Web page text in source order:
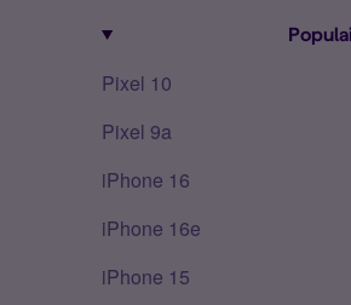
Pixel 10
Pixel 9a
iPhone 16
iPhone 16e
iPhone 15